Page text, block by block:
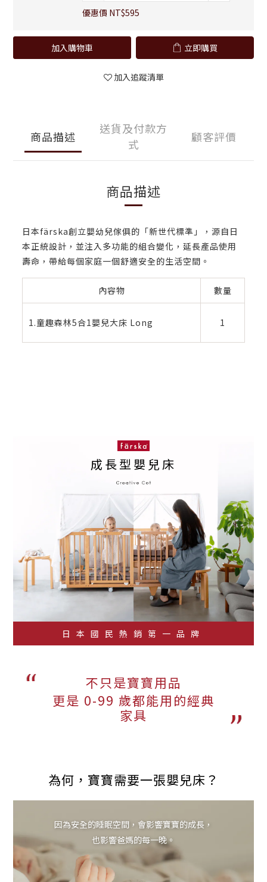
優惠價 NT$595
加入購物車 立即購買
加入追蹤清單
商品描述
送貨及付款方
式
顧客評價
商品描述
日本färska創立嬰幼兒傢俱的「新世代標準」，源自日
本正統設計，並注入多功能的組合變化，延長產品使用
壽命，帶給每個家庭一個舒適安全的生活空間。
內容物 數量
1.童趣森林5合1嬰兒大床 Long 1
成長型嬰兒床
日本國民熱銷第一品牌
不只是寶寶用品
更是 0-99 歲都能用的經典
家具
為何，寶寶需要一張嬰兒床？
因為安全的睡眠空間，會影響寶寶的成長，
也影響爸媽的每一晚。